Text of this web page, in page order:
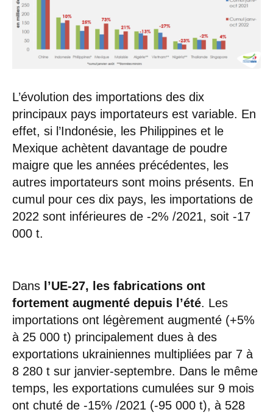
L’évolution des importations des dix
principaux pays importateurs est variable. En
effet, si l’Indonésie, les Philippines et le
Mexique achètent davantage de poudre
maigre que les années précédentes, les
autres importateurs sont moins présents. En
cumul pour ces dix pays, les importations de
2022 sont inférieures de -2% /2021, soit -17
000 t.
Dans l’UE-27, les fabrications ont
fortement augmenté depuis l’été. Les
importations ont légèrement augmenté (+5%
à 25 000 t) principalement dues à des
exportations ukrainiennes multipliées par 7 à
8 280 t sur janvier-septembre. Dans le même
temps, les exportations cumulées sur 9 mois
ont chuté de -15% /2021 (-95 000 t), à 528